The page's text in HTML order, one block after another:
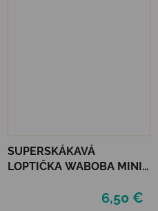
SUPERSKÁKAVÁ
LOPTIČKA WABOBA MINI
6,50 €